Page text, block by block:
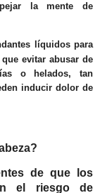
la mente de
líquidos para
evitar abusar de
o helados, tan
inducir dolor de
de que los
el riesgo de